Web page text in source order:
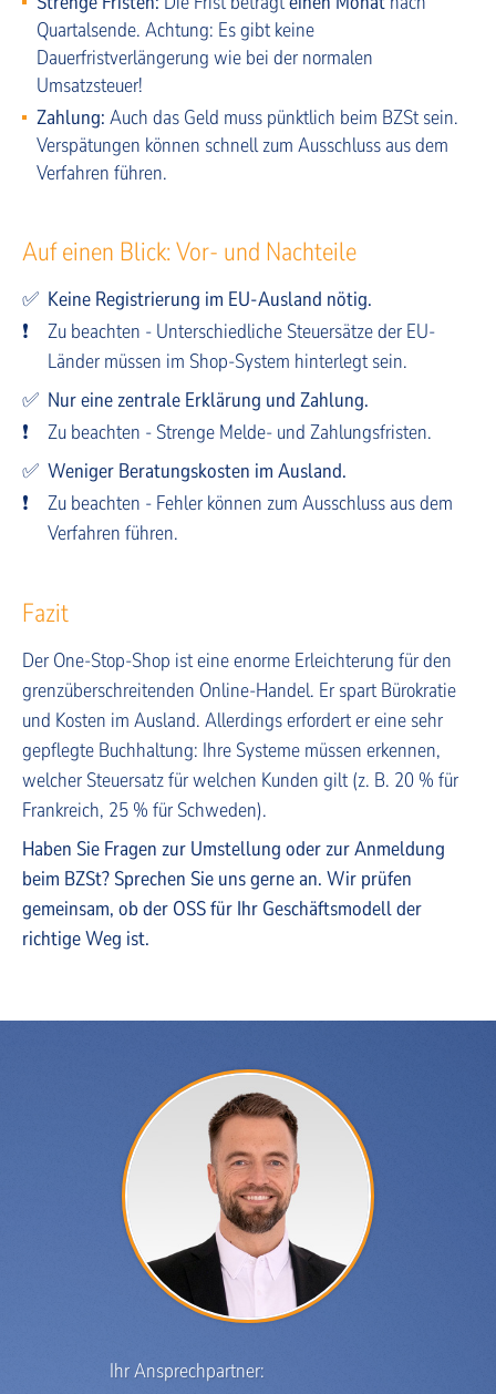
Quartalsende. Achtung: Es gibt keine
Dauerfristverlängerung wie bei der normalen
Umsatzsteuer!
Zahlung: Auch das Geld muss pünktlich beim BZSt sein.
Verspätungen können schnell zum Ausschluss aus dem
Verfahren führen.
Auf einen Blick: Vor- und Nachteile
✅ Keine Registrierung im EU-Ausland nötig.
❗
Zu beachten - Unterschiedliche Steuersätze der EU-
Länder müssen im Shop-System hinterlegt sein.
✅ Nur eine zentrale Erklärung und Zahlung.
❗
Zu beachten - Strenge Melde- und Zahlungsfristen.
✅ Weniger Beratungskosten im Ausland.
❗
Zu beachten - Fehler können zum Ausschluss aus dem
Verfahren führen.
Fazit
Der One-Stop-Shop ist eine enorme Erleichterung für den
grenzüberschreitenden Online-Handel. Er spart Bürokratie
und Kosten im Ausland. Allerdings erfordert er eine sehr
gepflegte Buchhaltung: Ihre Systeme müssen erkennen,
welcher Steuersatz für welchen Kunden gilt (z. B. 20 % für
Frankreich, 25 % für Schweden).
Haben Sie Fragen zur Umstellung oder zur Anmeldung
beim BZSt? Sprechen Sie uns gerne an. Wir prüfen
gemeinsam, ob der OSS für Ihr Geschäftsmodell der
richtige Weg ist.
Ihr Ansprechpartner: